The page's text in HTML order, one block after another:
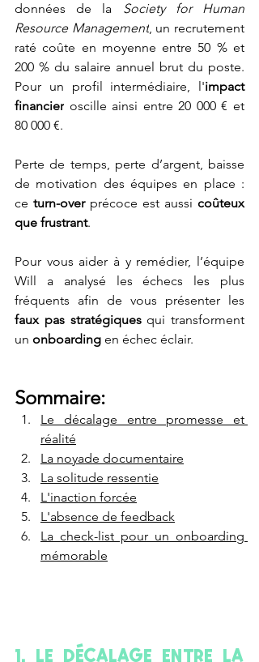
données de la Society for Human
Resource Management, un recrutement
raté coûte en moyenne entre 50 % et
200 % du salaire annuel brut du poste.
Pour un profil intermédiaire, l'impact
financier oscille ainsi entre 20 000 € et
80 000 €.
Perte de temps, perte d’argent, baisse
de motivation des équipes en place :
ce turn-over précoce est aussi coûteux
que frustrant.
Pour vous aider à y remédier, l’équipe
Will a analysé les échecs les plus
fréquents afin de vous présenter les
faux pas stratégiques qui transforment
un onboarding en échec éclair.
Sommaire:
Le décalage entre promesse et
réalité
La noyade documentaire
La solitude ressentie
L'inaction forcée
L'absence de feedback
La check-list pour un onboarding
mémorable
1. Le décalage entre la